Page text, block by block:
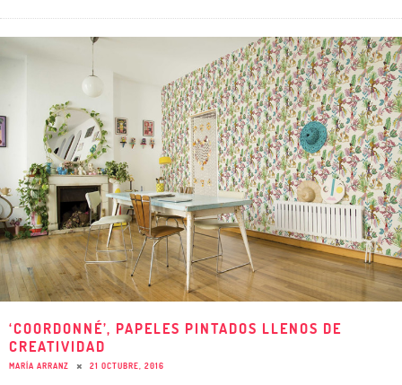
‘COORDONNÉ’, PAPELES PINTADOS LLENOS DE
CREATIVIDAD
MARÍA ARRANZ 21 OCTUBRE, 2016